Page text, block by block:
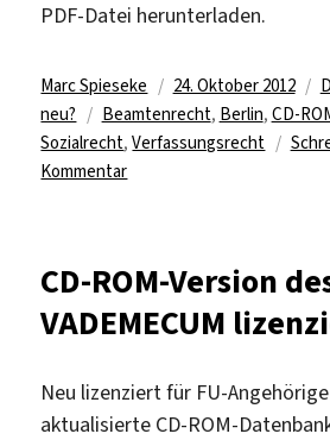
PDF-Datei herunterladen.
Autor
Marc Spieseke
Veröffentlicht
am
24. Oktober 2012
neu?
Schlagwörter
Beamtenrecht, Berlin, CD-
Sozialrecht,Verfassungsrecht
Kommentarzu
Berlin
lizenziert
CD-ROM-Version
VADEMECUM
Neu lizenziert für FU-
aktualisierte CD-ROM-